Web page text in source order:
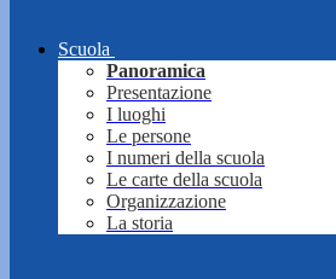
Scuola
Panoramica
Presentazione
I luoghi
Le persone
I numeri della scuola
Le carte della scuola
Organizzazione
La storia